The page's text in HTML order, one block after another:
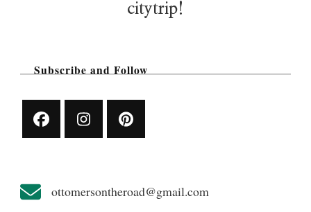
citytrip!
Subscribe and Follow
ottomersontheroad@gmail.com